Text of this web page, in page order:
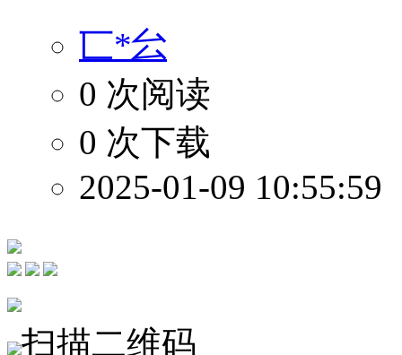
匸*㕕
0 次阅读
0 次下载
2025-01-09 10:55:59
扫描二维码